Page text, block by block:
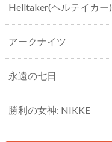
Helltaker(ヘルテイカー)
アークナイツ
永遠の七日
勝利の女神: NIKKE